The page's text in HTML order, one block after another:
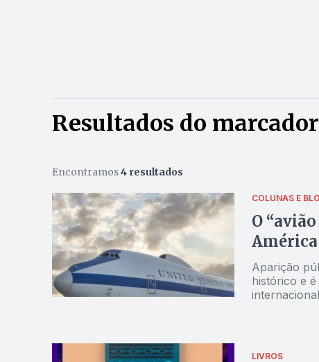
Resultados do
Encontramos4 resultados
COLUNAS E
O
América
Aparição
histórico e
internacional
LIVROS